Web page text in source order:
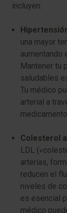
incluyen:
una mayor
aumentando
Mantener tu
saludables
Tu médico
arterial a
Colesterol
LDL
arterias,
reducen el
niveles de
es esencial
médico